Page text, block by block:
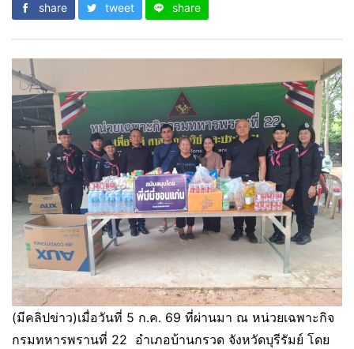
share tweet share
(มีคลิปข่าว)เมื่อวันที่ 5 ก.ค. 69 ที่ผ่านมา ณ หน่วยเฉพาะกิจ
กรมทหารพรานที่ 22 อำเภอบ้านกรวด จังหวัดบุรีรัมย์ โดย